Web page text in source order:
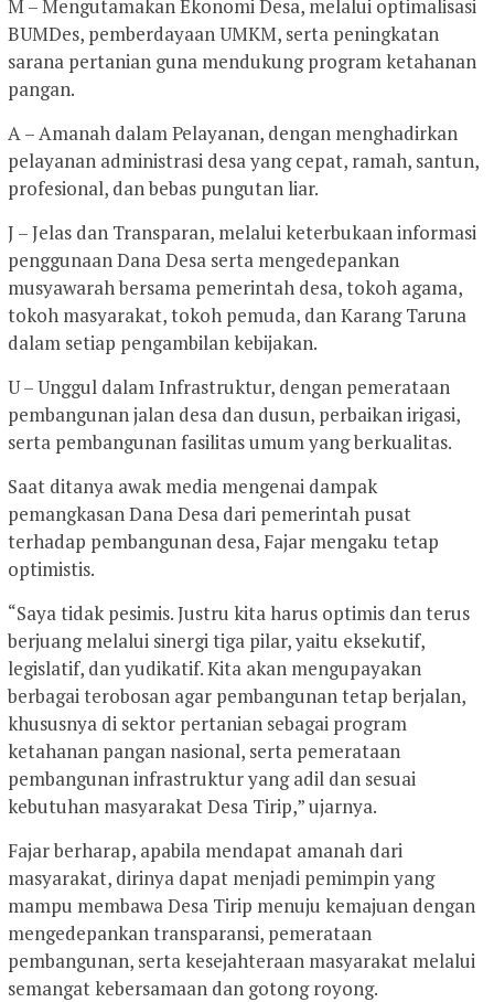
M – Mengutamakan Ekonomi Desa, melalui optimalisasi
BUMDes, pemberdayaan UMKM, serta peningkatan
sarana pertanian guna mendukung program ketahanan
pangan.
A – Amanah dalam Pelayanan, dengan menghadirkan
pelayanan administrasi desa yang cepat, ramah, santun,
profesional, dan bebas pungutan liar.
J – Jelas dan Transparan, melalui keterbukaan informasi
penggunaan Dana Desa serta mengedepankan
musyawarah bersama pemerintah desa, tokoh agama,
tokoh masyarakat, tokoh pemuda, dan Karang Taruna
dalam setiap pengambilan kebijakan.
U – Unggul dalam Infrastruktur, dengan pemerataan
pembangunan jalan desa dan dusun, perbaikan irigasi,
serta pembangunan fasilitas umum yang berkualitas.
Saat ditanya awak media mengenai dampak
pemangkasan Dana Desa dari pemerintah pusat
terhadap pembangunan desa, Fajar mengaku tetap
optimistis.
“Saya tidak pesimis. Justru kita harus optimis dan terus
berjuang melalui sinergi tiga pilar, yaitu eksekutif,
legislatif, dan yudikatif. Kita akan mengupayakan
berbagai terobosan agar pembangunan tetap berjalan,
khususnya di sektor pertanian sebagai program
ketahanan pangan nasional, serta pemerataan
pembangunan infrastruktur yang adil dan sesuai
kebutuhan masyarakat Desa Tirip,” ujarnya.
Fajar berharap, apabila mendapat amanah dari
masyarakat, dirinya dapat menjadi pemimpin yang
mampu membawa Desa Tirip menuju kemajuan dengan
mengedepankan transparansi, pemerataan
pembangunan, serta kesejahteraan masyarakat melalui
semangat kebersamaan dan gotong royong.